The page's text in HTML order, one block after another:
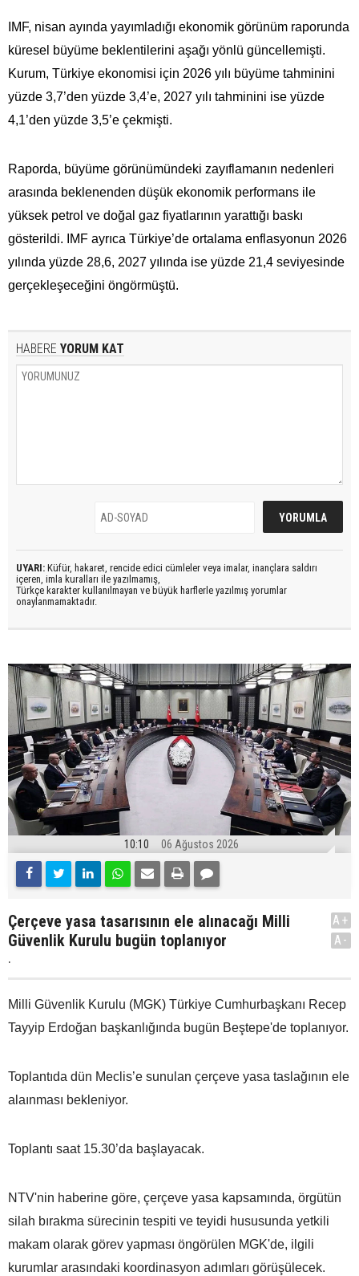
IMF, nisan ayında yayımladığı ekonomik görünüm raporunda
küresel büyüme beklentilerini aşağı yönlü güncellemişti.
Kurum, Türkiye ekonomisi için 2026 yılı büyüme tahminini
yüzde 3,7’den yüzde 3,4’e, 2027 yılı tahminini ise yüzde
4,1’den yüzde 3,5’e çekmişti.
Raporda, büyüme görünümündeki zayıflamanın nedenleri
arasında beklenenden düşük ekonomik performans ile
yüksek petrol ve doğal gaz fiyatlarının yarattığı baskı
gösterildi. IMF ayrıca Türkiye’de ortalama enflasyonun 2026
yılında yüzde 28,6, 2027 yılında ise yüzde 21,4 seviyesinde
gerçekleşeceğini öngörmüştü.
HABERE YORUM KAT
UYARI: Küfür, hakaret, rencide edici cümleler veya imalar, inançlara saldırı
içeren, imla kuralları ile yazılmamış,
Türkçe karakter kullanılmayan ve büyük harflerle yazılmış yorumlar
onaylanmamaktadır.
10:10 06 Ağustos 2026
Çerçeve yasa tasarısının ele alınacağı Milli
Güvenlik Kurulu bugün toplanıyor
.
A+
A-
Milli Güvenlik Kurulu (MGK) Türkiye Cumhurbaşkanı Recep
Tayyip Erdoğan başkanlığında bugün Beştepe'de toplanıyor.
Toplantıda dün Meclis’e sunulan çerçeve yasa taslağının ele
alaınması bekleniyor.
Toplantı saat 15.30’da başlayacak.
NTV'nin haberine göre, çerçeve yasa kapsamında, örgütün
silah bırakma sürecinin tespiti ve teyidi hususunda yetkili
makam olarak görev yapması öngörülen MGK'de, ilgili
kurumlar arasındaki koordinasyon adımları görüşülecek.